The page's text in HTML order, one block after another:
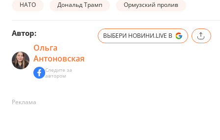
НАТО Дональд Трамп Ормузский пролив
Автор:
Ольга
Антоновская
Следите за
автором
ВЫБЕРИ НОВИНИ.LIVE В
Реклама